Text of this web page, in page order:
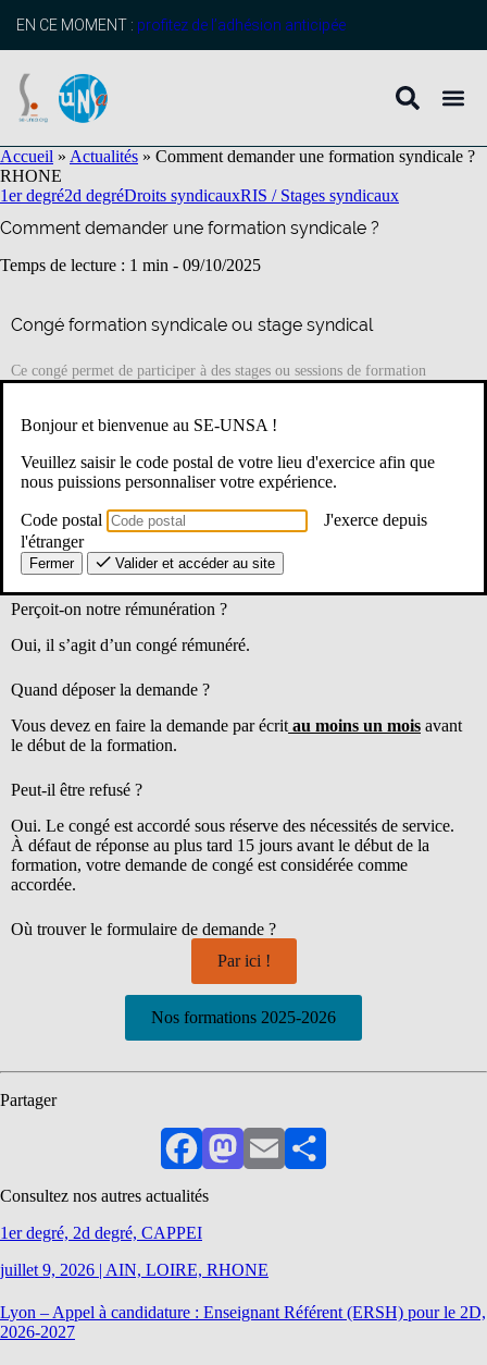
principal
EN CE MOMENT : profitez de l’adhésion anticipée
Accueil » Actualités » Comment demander une formation syndicale ?
RHONE
1er degré2d degréDroits syndicauxRIS / Stages syndicaux
Comment demander une formation syndicale ?
Temps de lecture : 1 min - 09/10/2025
Congé formation syndicale ou stage syndical
Ce congé permet de participer à des stages ou sessions de formation
syndicale.
Qui peut en bénéficier ?
Le fonctionnaire (stagiaire ou titulaire) ainsi que les agents non-
titulaires peuvent bénéficier de ce congé.
Quelle est la durée ?
La durée maximum du congé est de 12 jours ouvrables par an.
Perçoit-on notre rémunération ?
Oui, il s’agit d’un congé rémunéré.
Quand déposer la demande ?
Vous devez en faire la demande par écrit au moins un mois avant
le début de la formation.
Peut-il être refusé ?
Oui. Le congé est accordé sous réserve des nécessités de service.
À défaut de réponse au plus tard 15 jours avant le début de la
formation, votre demande de congé est considérée comme
accordée.
Où trouver le formulaire de demande ?
Par ici !
Nos formations 2025-2026
Partager
FacebookMastodon
EmailPartager
Consultez nos autres actualités
1er degré, 2d degré, CAPPEI
juillet 9, 2026 | AIN, LOIRE, RHONE
Lyon – Appel à candidature : Enseignant Référent (ERSH) pour le 2D,
2026-2027
Bonjour et bienvenue au SE-UNSA !
Veuillez saisir le code postal de votre lieu d'exercice afin que
nous puissions personnaliser votre expérience.
Code postal
J'exerce depuis
l'étranger
Fermer Valider et accéder au site